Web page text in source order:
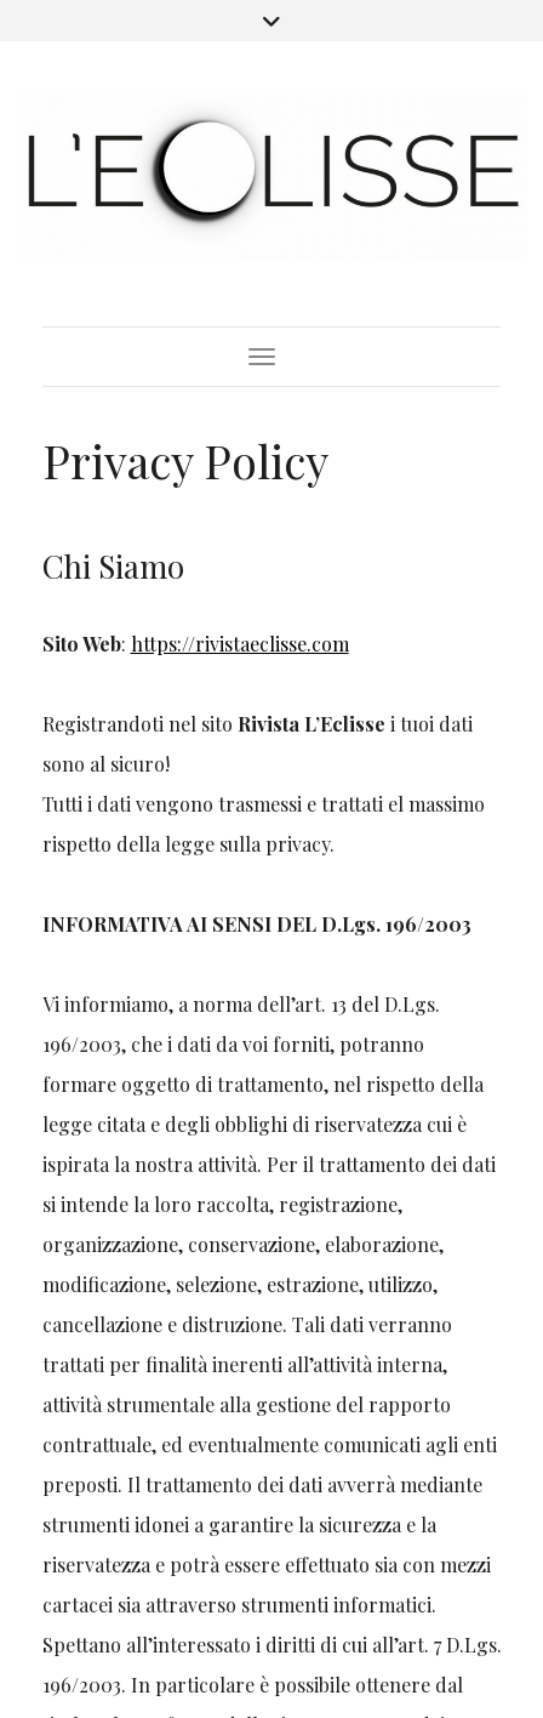
Toggle Navigation
Privacy Policy
Chi Siamo
Sito Web: https://rivistaeclisse.com
Registrandoti nel sito Rivista L’Eclisse i tuoi dati
sono al sicuro!
Tutti i dati vengono trasmessi e trattati el massimo
rispetto della legge sulla privacy.
INFORMATIVA AI SENSI DEL D.Lgs. 196/2003
Vi informiamo, a norma dell’art. 13 del D.Lgs.
196/2003, che i dati da voi forniti, potranno
formare oggetto di trattamento, nel rispetto della
legge citata e degli obblighi di riservatezza cui è
ispirata la nostra attività. Per il trattamento dei dati
si intende la loro raccolta, registrazione,
organizzazione, conservazione, elaborazione,
modificazione, selezione, estrazione, utilizzo,
cancellazione e distruzione. Tali dati verranno
trattati per finalità inerenti all’attività interna,
attività strumentale alla gestione del rapporto
contrattuale, ed eventualmente comunicati agli enti
preposti. Il trattamento dei dati avverrà mediante
strumenti idonei a garantire la sicurezza e la
riservatezza e potrà essere effettuato sia con mezzi
cartacei sia attraverso strumenti informatici.
Spettano all’interessato i diritti di cui all’art. 7 D.Lgs.
196/2003. In particolare è possibile ottenere dal